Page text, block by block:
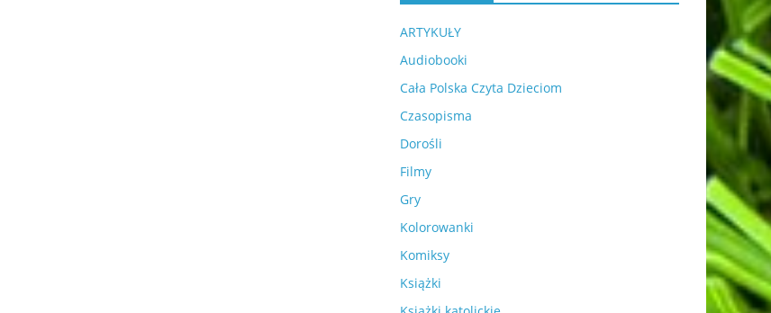
ARTYKUŁY
Audiobooki
Cała Polska Czyta Dzieciom
Czasopisma
Dorośli
Filmy
Gry
Kolorowanki
Komiksy
Książki